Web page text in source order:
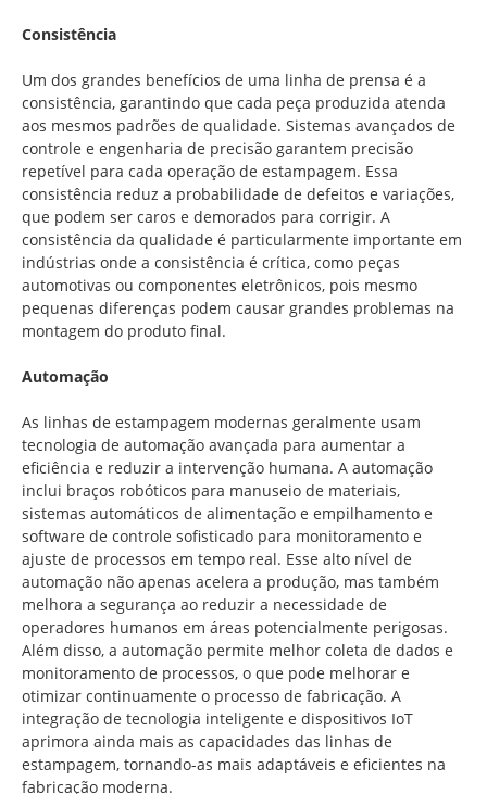
Consistência
Um dos grandes benefícios de uma linha de prensa é a
consistência, garantindo que cada peça produzida atenda
aos mesmos padrões de qualidade. Sistemas avançados de
controle e engenharia de precisão garantem precisão
repetível para cada operação de estampagem. Essa
consistência reduz a probabilidade de defeitos e variações,
que podem ser caros e demorados para corrigir. A
consistência da qualidade é particularmente importante em
indústrias onde a consistência é crítica, como peças
automotivas ou componentes eletrônicos, pois mesmo
pequenas diferenças podem causar grandes problemas na
montagem do produto final.
Automação
As linhas de estampagem modernas geralmente usam
tecnologia de automação avançada para aumentar a
eficiência e reduzir a intervenção humana. A automação
inclui braços robóticos para manuseio de materiais,
sistemas automáticos de alimentação e empilhamento e
software de controle sofisticado para monitoramento e
ajuste de processos em tempo real. Esse alto nível de
automação não apenas acelera a produção, mas também
melhora a segurança ao reduzir a necessidade de
operadores humanos em áreas potencialmente perigosas.
Além disso, a automação permite melhor coleta de dados e
monitoramento de processos, o que pode melhorar e
otimizar continuamente o processo de fabricação. A
integração de tecnologia inteligente e dispositivos IoT
aprimora ainda mais as capacidades das linhas de
estampagem, tornando-as mais adaptáveis e eficientes na
fabricação moderna.